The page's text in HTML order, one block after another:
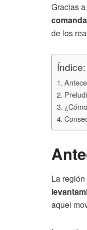
Gracias
de los
Índice:
La
aquel